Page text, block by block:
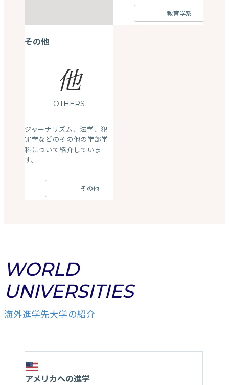
教育学系
その他
他
OTHERS
ジャーナリズム、法学、犯
罪学などのその他の学部学
科について紹介していま
す。
その他
WORLD
UNIVERSITIES
海外進学先大学の紹介
アメリカへの進学